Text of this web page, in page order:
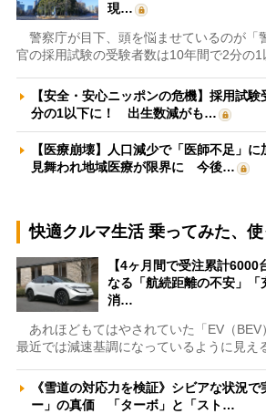
現…
警察庁が目下、頭を悩ませているのが「
官の採用試験の受験者数は10年間で2分の
【安全・安心ニッポンの危機】採用試
分の1以下に！ 出生数減がも…
【医療崩壊】人口減少で「医師不足」
見舞われ地域医療が限界に 今後…
快適クルマ生活 乗ってみた、
【4ヶ月間で受注累計6000
なる「航続距離の不安」「
消…
あれほどもてはやされていた「EV（BEV
最近では減速基調になっているように見え
《雪道の対応力を検証》シビアな状況
ー」の真価 「ターボ」と「スト…